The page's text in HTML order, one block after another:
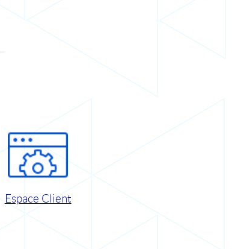
Espace Client